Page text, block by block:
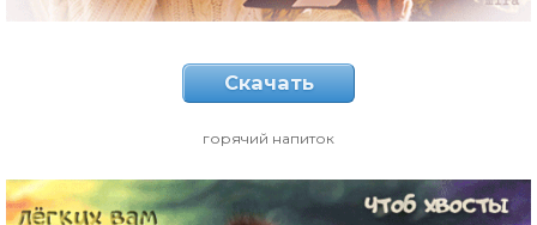
Скачать
горячий напиток